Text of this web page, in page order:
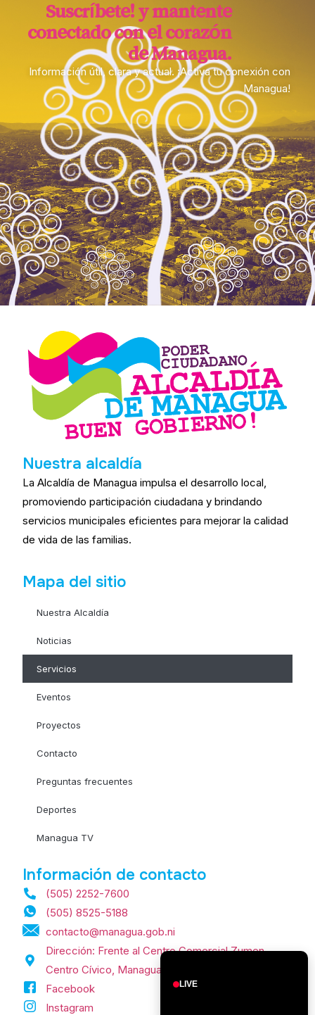
Suscríbete! y mantente
conectado con el corazón
de Managua.​
Información útil, clara y actual. ¡Activa tu conexión con
Managua!
Nuestra alcaldía
La Alcaldía de Managua impulsa el desarrollo local,
promoviendo participación ciudadana y brindando
servicios municipales eficientes para mejorar la calidad
de vida de las familias.
Mapa del sitio
Nuestra Alcaldía
Noticias
Servicios
Eventos
Proyectos
Contacto
Preguntas frecuentes
Deportes
Managua TV
Información de contacto
(505) 2252-7600
(505) 8525-5188
contacto@managua.gob.ni
Dirección: Frente al Centro Comercial Zumen,
Centro Cívico, Managua, Nicaragua.
Facebook
Instagram
LIVE